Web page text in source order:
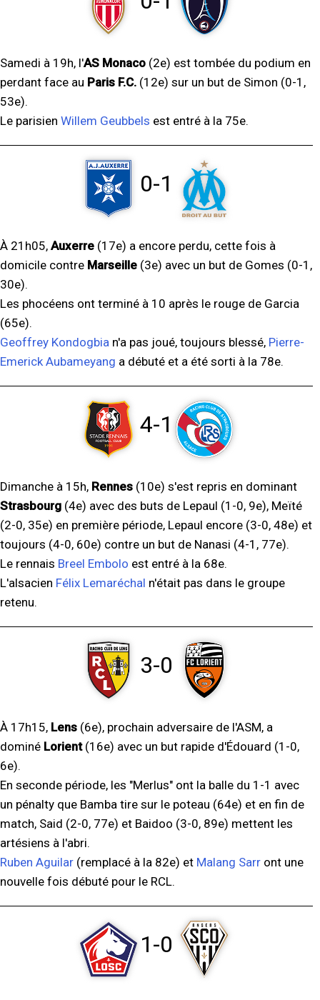
Samedi à 19h, l'AS Monaco (2e) est tombée du podium en
perdant face au Paris F.C. (12e) sur un but de Simon (0-1,
53e).
Le parisien Willem Geubbels est entré à la 75e.
0-1
À 21h05, Auxerre (17e) a encore perdu, cette fois à
domicile contre Marseille (3e) avec un but de Gomes (0-1,
30e).
Les phocéens ont terminé à 10 après le rouge de Garcia
(65e).
Geoffrey Kondogbia n'a pas joué, toujours blessé, Pierre-
Emerick Aubameyang a débuté et a été sorti à la 78e.
4-1
Dimanche à 15h, Rennes (10e) s'est repris en dominant
Strasbourg (4e) avec des buts de Lepaul (1-0, 9e), Meïté
(2-0, 35e) en première période, Lepaul encore (3-0, 48e) et
toujours (4-0, 60e) contre un but de Nanasi (4-1, 77e).
Le rennais Breel Embolo est entré à la 68e.
L'alsacien Félix Lemaréchal n'était pas dans le groupe
retenu.
3-0
À 17h15, Lens (6e), prochain adversaire de l'ASM, a
dominé Lorient(16e) avec un but rapide d'Édouard (1-0,
6e).
En seconde période, les "Merlus" ont la balle du 1-1 avec
un pénalty que Bamba tire sur le poteau (64e) et en fin de
match, Said (2-0, 77e) et Baidoo (3-0, 89e) mettent les
artésiens à l'abri.
Ruben Aguilar (remplacé à la 82e) et Malang Sarr ont une
nouvelle fois débuté pour le RCL.
1-0